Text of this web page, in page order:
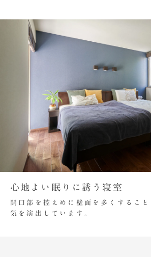
心地よい眠りに誘う寝室
開口部を控えめに壁面を多くするこ
気を演出しています。